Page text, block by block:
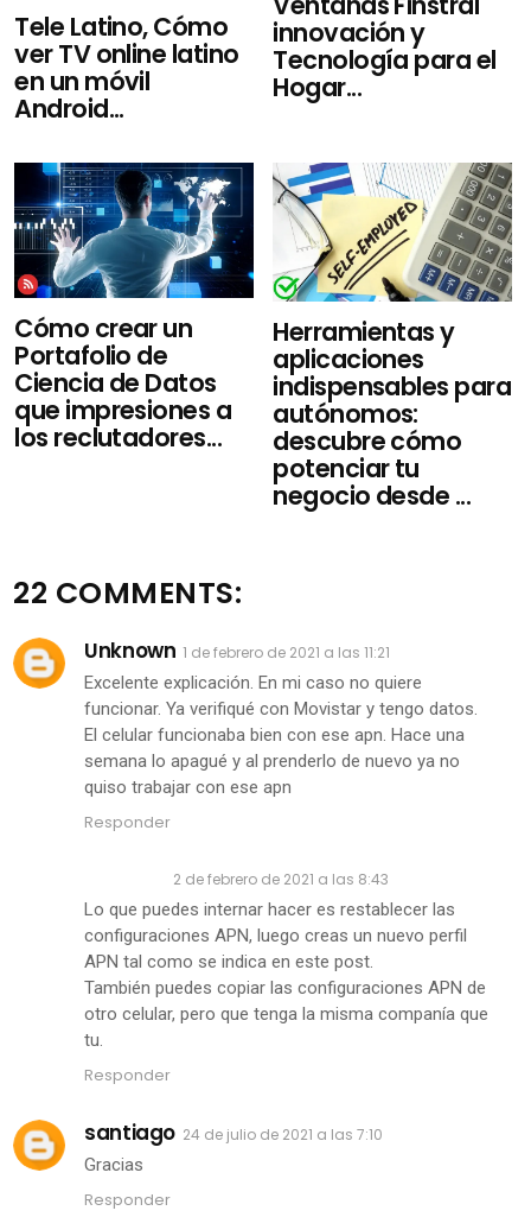
Tele Latino, Cómo
ver TV online latino
en un móvil
Android...
innovación y
Tecnología para el
Hogar...
Cómo crear un
Portafolio de
Ciencia de Datos
que impresiones a
los reclutadores...
Herramientas y
aplicaciones
indispensables para
autónomos:
descubre cómo
potenciar tu
negocio desde ...
22 COMMENTS:
Unknown 1 de febrero de 2021 a las 11:21
Excelente explicación. En mi caso no quiere
funcionar. Ya verifiqué con Movistar y tengo datos.
El celular funcionaba bien con ese apn. Hace una
semana lo apagué y al prenderlo de nuevo ya no
quiso trabajar con ese apn
Responder
2 de febrero de 2021 a las 8:43
Lo que puedes internar hacer es restablecer las
configuraciones APN, luego creas un nuevo perfil
APN tal como se indica en este post.
También puedes copiar las configuraciones APN de
otro celular, pero que tenga la misma companía que
tu.
Responder
santiago 24 de julio de 2021 a las 7:10
Gracias
Responder